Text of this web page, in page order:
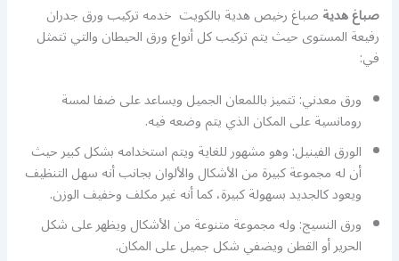
صباغ هديةصباغ رخيص هدية بالكويت خدمه تركيب ورق جدران
رفيعة المستوى حيث يتم تركيب كل أنواع ورق الحيطان والتي تتمثل
في:
ورق معدني: تتميز باللمعان الجميل ويساعد على ضفا لمسة
رومانسية على المكان الذي يتم وضعه فيه.
الورق الفينيل: وهو مشهور للغاية ويتم استخدامه بشكل كبير حيث
أن له مجموعة كبيرة من الأشكال والألوان بجانب أنه سهل التنظيف
ويعود كالجديد بسهولة كبيرة، كما أنه غير مكلف وخفيف الوزن.
ورق النسيج: وله مجموعة متنوعة من الأشكال ويظهر على شكل
الحرير أو القطن ويضفي شكل جميل على المكان.